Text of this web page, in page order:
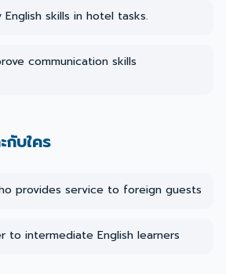
skills in hotel tasks.
communication skills
กับใคร
provides service to foreign guests
to intermediate English learners